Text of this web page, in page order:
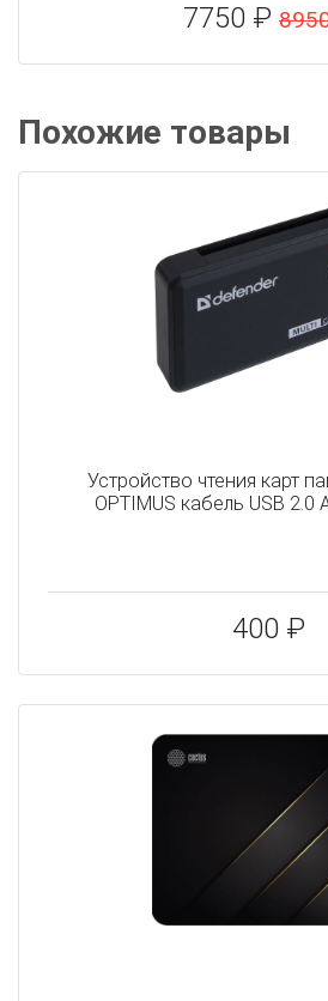
7750 ₽
Похожие товары
Устройство чтения карт
OPTIMUS кабель USB 2.0
400 ₽